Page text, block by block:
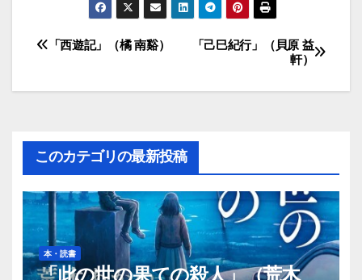
投
稿
ビ
ゲ
ー
シ
「己巳紀行」（貝原 益
軒）
「西遊記」（橘 南谿）
このカテゴリの最新投稿
本・読書
「此の世の果ての殺人」（荒木